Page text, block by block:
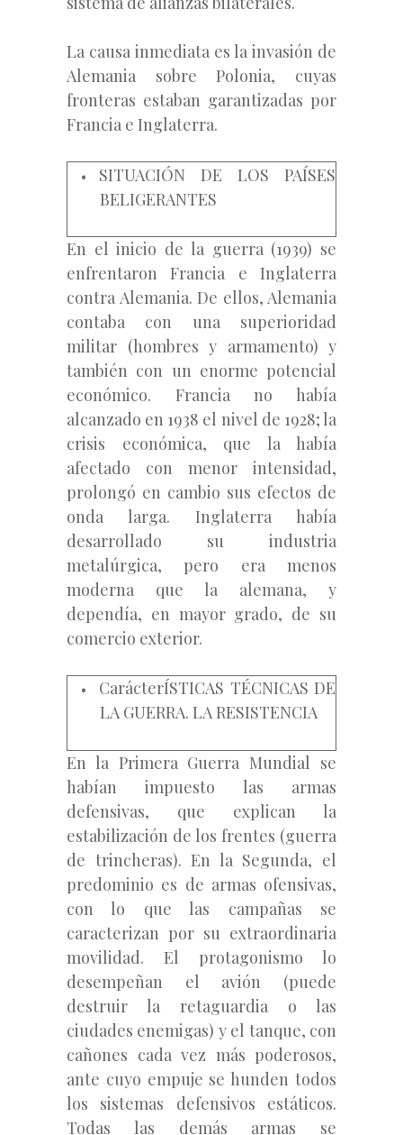
La causa inmediata es la invasión de
Alemania sobre Polonia, cuyas
fronteras estaban garantizadas por
Francia e Inglaterra.
SITUACIÓN DE LOS PAÍSES
BELIGERANTES
En el inicio de la guerra (1939) se
enfrentaron Francia e Inglaterra
contra Alemania. De ellos, Alemania
contaba con una superioridad
militar (hombres y armamento) y
también con un enorme potencial
económico. Francia no había
alcanzado en 1938 el nivel de 1928; la
crisis económica, que la había
afectado con menor intensidad,
prolongó en cambio sus efectos de
onda larga. Inglaterra había
desarrollado su industria
metalúrgica, pero era menos
moderna que la alemana, y
dependía, en mayor grado, de su
comercio exterior.
CarácterÍSTICAS TÉCNICAS DE
LA GUERRA. LA RESISTENCIA
En la Primera Guerra Mundial se
habían impuesto las armas
defensivas, que explican la
estabilización de los frentes (guerra
de trincheras). En la Segunda, el
predominio es de armas ofensivas,
con lo que las campañas se
caracterizan por su extraordinaria
movilidad. El protagonismo lo
desempeñan el avión (puede
destruir la retaguardia o las
ciudades enemigas) y el tanque, con
cañones cada vez más poderosos,
ante cuyo empuje se hunden todos
los sistemas defensivos estáticos.
Todas las demás armas se